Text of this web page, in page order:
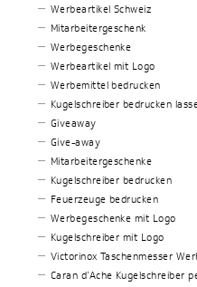
Werbeartikel Schweiz
Mitarbeitergeschenk
Werbegeschenke
Werbeartikel mit Logo
Werbemittel bedrucken
Kugelschreiber bedrucken
Giveaway
Give-away
Mitarbeitergeschenke
Kugelschreiber bedrucken
Feuerzeuge bedrucken
Werbegeschenke mit Logo
Kugelschreiber mit Logo
Victorinox Taschenmesser
Caran d’Ache Kugelschreiber